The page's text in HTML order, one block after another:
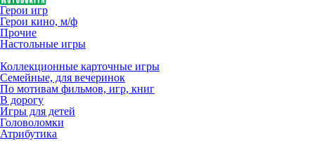
Герои игр
Герои кино, м/ф
Прочие
Настольные игры
Коллекционные карточные игры
Семейные, для вечеринок
По мотивам фильмов, игр, книг
В дорогу
Игры для детей
Головоломки
Атрибутика